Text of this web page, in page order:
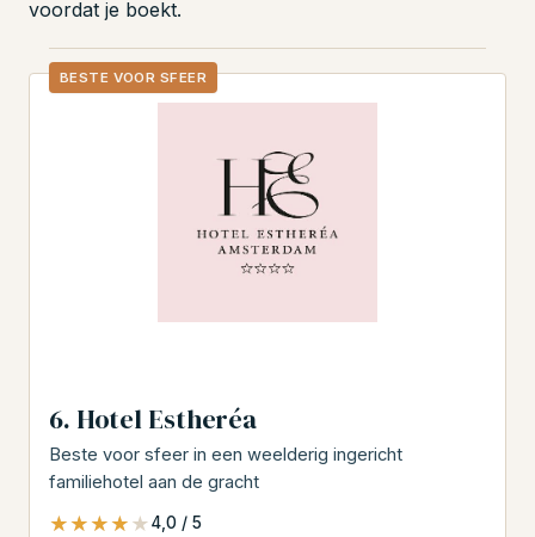
voordat je boekt.
BESTE VOOR SFEER
6. Hotel Estheréa
Beste voor sfeer in een weelderig ingericht
familiehotel aan de gracht
★★★★★
★★★★★4,0 / 5